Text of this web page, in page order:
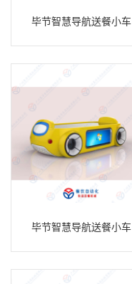
毕节智慧导航送餐小车
毕节智慧导航送餐小车